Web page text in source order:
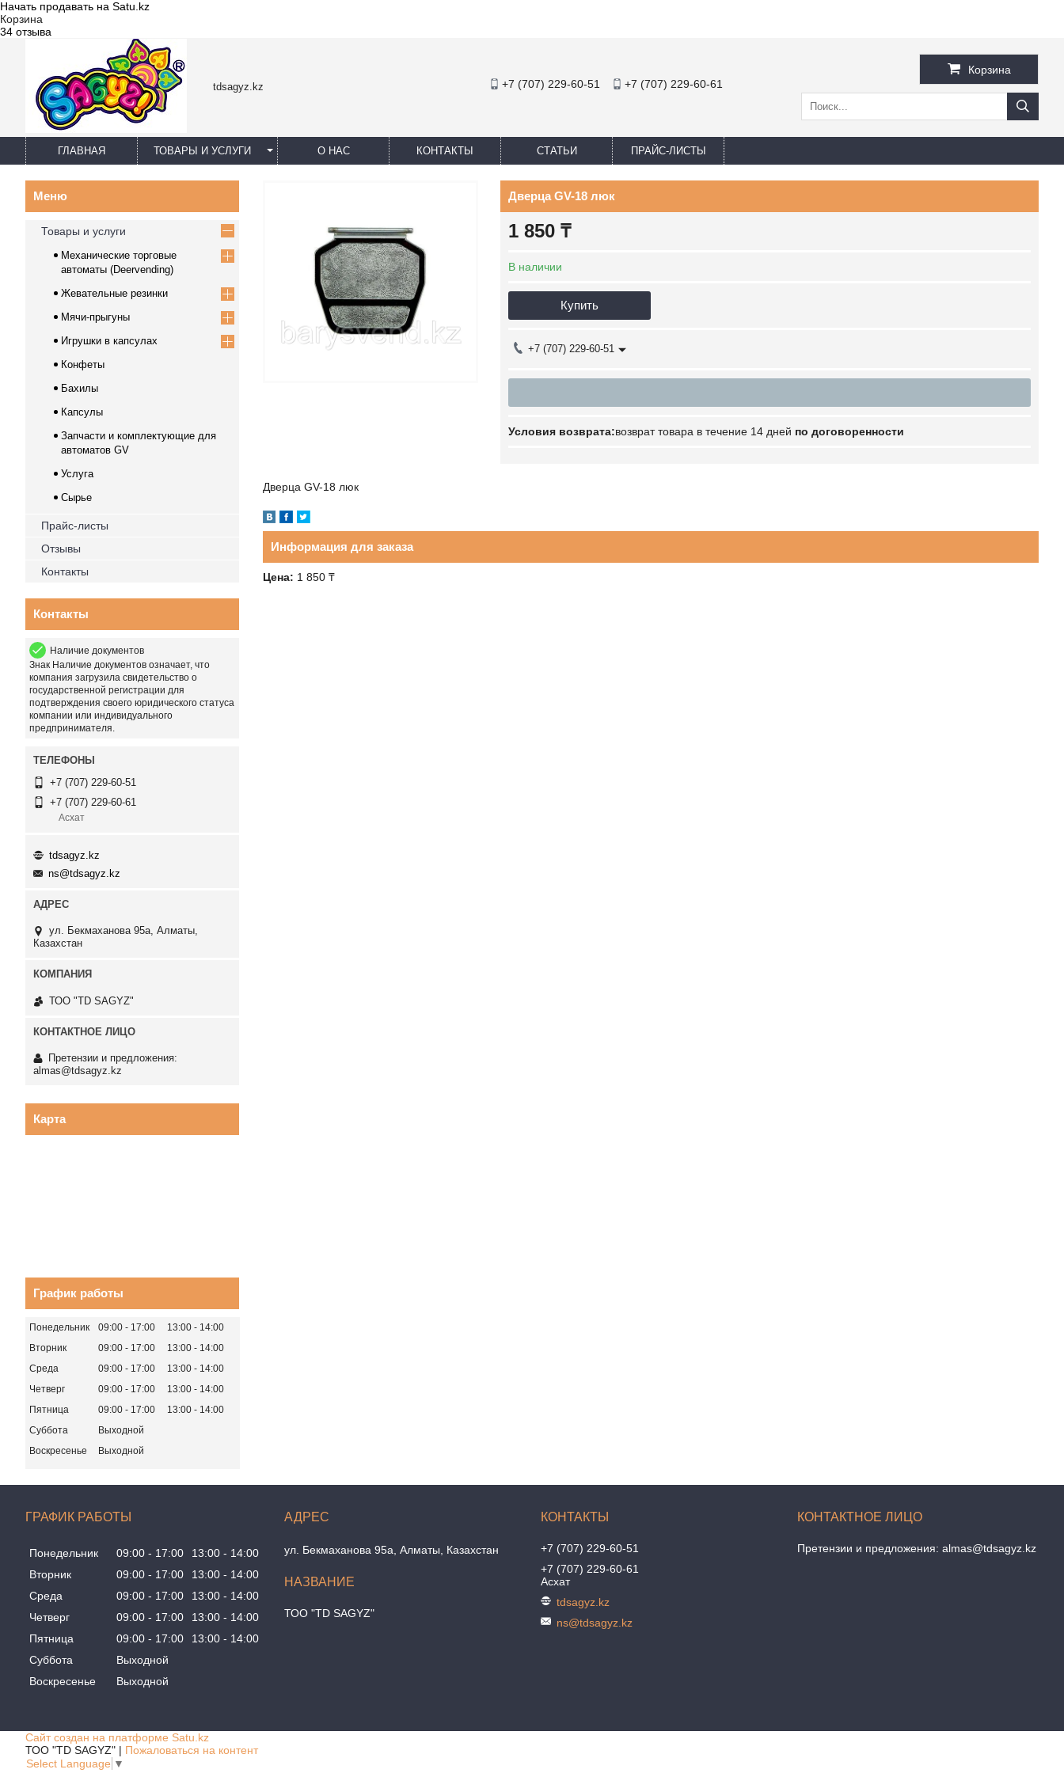
Начать продавать на Satu.kz
Корзина
34 отзыва
tdsagyz.kz +7 (707) 229-60-51 +7 (707) 229-60-61
Корзина
ГЛАВНАЯ ТОВАРЫ И УСЛУГИ О НАС КОНТАКТЫ СТАТЬИ ПРАЙС-ЛИСТЫ
Дверца GV-18 люк
1 850 ₸
В наличии
Купить
+7 (707) 229-60-51
возврат товара в течение 14 дней по договоренности
Дверца GV-18 люк
Информация для заказа
Цена: 1 850 ₸
Товары и услуги
Механические торговые
автоматы (Deervending)
Жевательные резинки
Мячи-прыгуны
Игрушки в капсулах
Конфеты
Бахилы
Капсулы
Запчасти и комплектующие для
автоматов GV
Услуга
Сырье
Прайс-листы
Отзывы
Контакты
Контакты
Наличие документов
Знак Наличие документов означает, что
компания загрузила свидетельство о
государственной регистрации для
подтверждения своего юридического статуса
компании или индивидуального
предпринимателя.
+7 (707) 229-60-51
+7 (707) 229-60-61
Асхат
tdsagyz.kz
ns@tdsagyz.kz
ул. Бекмаханова 95а, Алматы,
Казахстан
ТОО "TD SAGYZ"
Претензии и предложения:
almas@tdsagyz.kz
Карта
График работы
Понедельник 09:00 17:00 13:00
14:00
Вторник
09:00 17:00 13:00
14:00
Среда
09:00 17:00 13:00
14:00
Четверг
09:00 17:00 13:00
14:00
Пятница
09:00 17:00 13:00
14:00
Суббота
Выходной
Воскресенье
Выходной
ГРАФИК РАБОТЫ
Понедельник 09:00 17:00 13:00
14:00
Вторник
09:00 17:00 13:00
14:00
Среда
09:00 17:00 13:00
14:00
Четверг
09:00 17:00 13:00
14:00
Пятница
09:00 17:00 13:00
14:00
Суббота
Выходной
Воскресенье
Выходной
ул. Бекмаханова 95а, Алматы, Казахстан
ТОО "TD SAGYZ"
+7 (707) 229-60-51
+7 (707) 229-60-61
Асхат
tdsagyz.kz
ns@tdsagyz.kz
Претензии и предложения: almas@tdsagyz.kz
Сайт создан на платформе Satu.kz
ТОО "TD SAGYZ" | Пожаловаться на контент
Select Language ▼